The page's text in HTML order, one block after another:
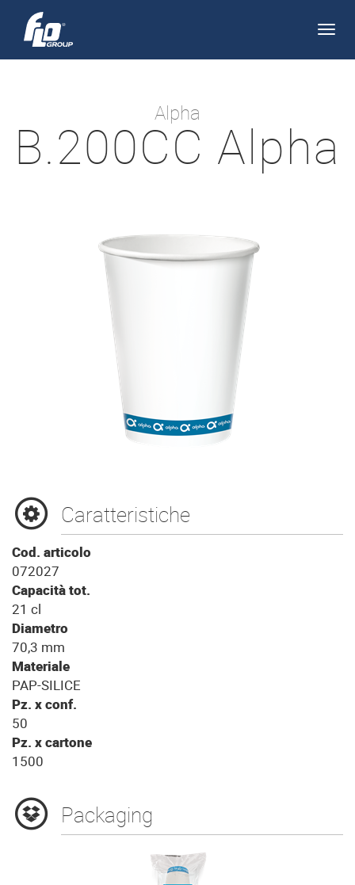
Alpha
B.200CC Alpha
Caratteristiche
Cod. articolo
072027
Capacità tot.
21 cl
Diametro
70,3 mm
Materiale
PAP-SILICE
Pz. x conf.
50
Pz. x cartone
1500
Packaging